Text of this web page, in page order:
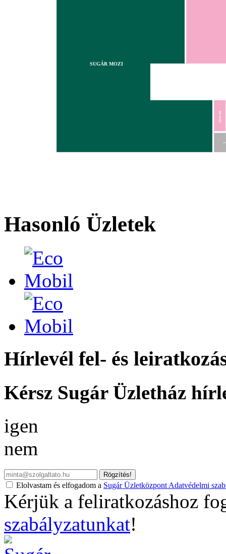
SUGÁR MOZI
SYNLAB
Hasonló Üzletek
Hírlevél fel- és
Kérsz Sugár Üzletház
igen
nem
Rögzítés!
Elolvastam és elfogadom a Sugár Üzletközpont Adatvédelmi
Kérjük a feliratkozáshoz
szabályzatunkat!